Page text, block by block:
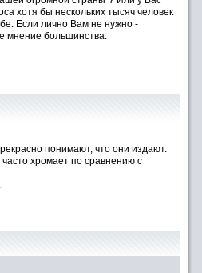
хотя бы нескольких тысяч человек
Если лично Вам не нужно -
мнение большинства.
понимают, что они издают.
хромает по сравнению с